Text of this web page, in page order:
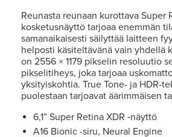
Reunasta reunaan kurottava Super
kosketusnäyttö tarjoaa enemmän
samanaikaisesti säilyttää laitteen
helposti käsiteltävänä vain yhdellä
on 2556 × 1179 pikselin resoluutio
pikselitiheys, joka tarjoaa
yksityiskohtia. True Tone- ja HDR-
puolestaan tarjoavat äärimmäisen
6,1” Super Retina XDR ‑näyttö
A16 Bionic -siru, Neural Engine